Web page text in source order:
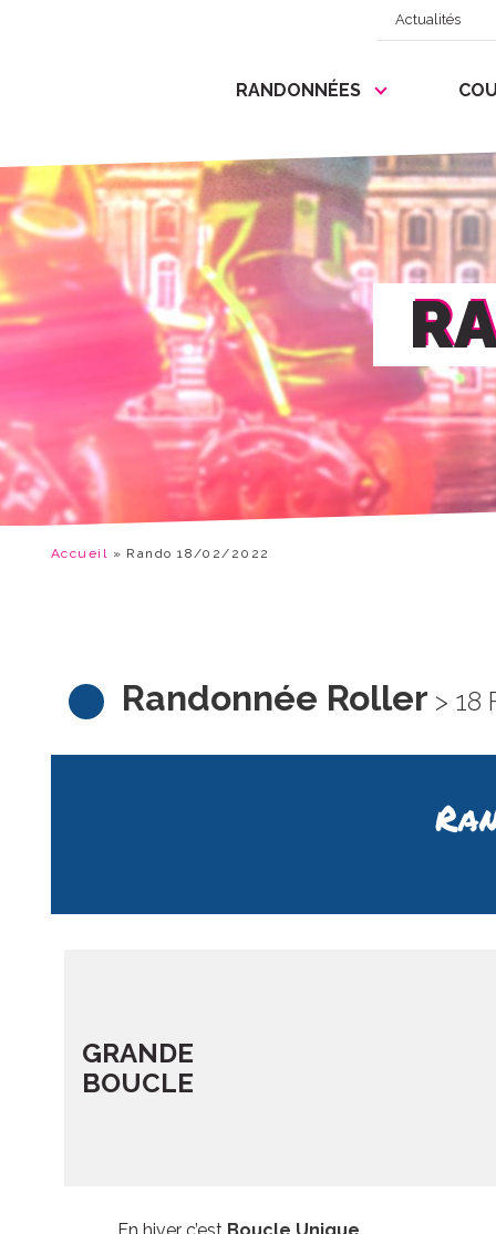
RANDONNÉES
Actualités
Accueil » Rando 18/02/2022
Randonnée Roller > 18
GRANDE
BOUCLE